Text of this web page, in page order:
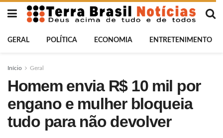
GERAL POLÍTICA ECONOMIA ENTRETENIMENTO
Início Geral
Homem envia R$ 10 mil por
engano e mulher bloqueia
tudo para não devolver